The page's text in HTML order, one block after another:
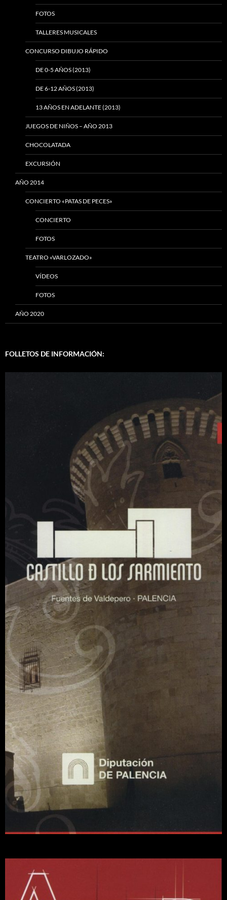
FOTOS
TALLERES MUSICALES
CONCURSO DIBUJO RÁPIDO
DE 0-5 AÑOS (2013)
DE 6-12 AÑOS (2013)
13 AÑOS EN ADELANTE (2013)
JUEGOS DE NIÑOS – AÑO 2013
CHOCOLATADA
EXCURSIÓN
AÑO 2014
CONCIERTO «PATAS DE PECES»
CONCIERTO
FOTOS
TEATRO «VARLOZADO»
VÍDEOS
FOTOS
AÑO 2020
FOLLETOS DE INFORMACIÓN: